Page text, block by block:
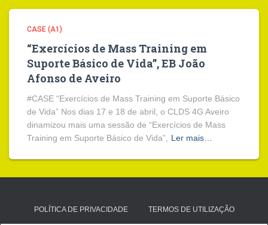
CASE (A1)
“Exercícios de Mass Training em
Suporte Básico de Vida”, EB João
Afonso de Aveiro
#CASE “Exercícios de Mass Training em Suporte Básico
de Vida” Nos dias 17 e 18 de abril, o CLDS 4G Aveiro
dinamizou mais uma sessão de “Exercícios de Mass
Training em Suporte Básico de Vida”,
Ler mais…
POLÍTICA DE PRIVACIDADE TERMOS DE UTILIZAÇÃO